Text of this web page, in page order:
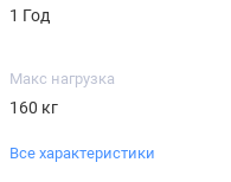
1 Год
Макс нагрузка
160 кг
Все характеристики